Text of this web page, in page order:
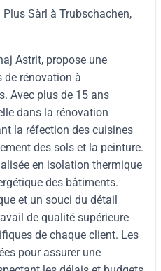
Sàrl à Trubschachen,
Astrit, propose une
de rénovation à
Avec plus de 15 ans
dans la rénovation
la réfection des cuisines
des sols et la peinture.
en isolation thermique
des bâtiments.
et un souci du détail
de qualité supérieure
de chaque client. Les
pour assurer une